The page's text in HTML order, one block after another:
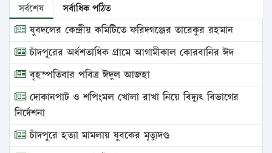
সর্বশেষ সর্বাধিক পঠিত
যুবদলের কেন্দ্রীয় কমিটিতে ফরিদগঞ্জের তারেকুর রহমান
চাঁদপুরের অর্ধশতাধিক গ্রামে আগামীকাল কোরবানির ঈদ
বৃহস্পতিবার পবিত্র ঈদুল আজহা
দোকানপাট ও শপিংমল খোলা রাখা নিয়ে বিদ্যুৎ বিভাগের
নির্দেশনা
চাঁদপুরে হত্যা মামলায় যুবকের মৃত্যুদণ্ড